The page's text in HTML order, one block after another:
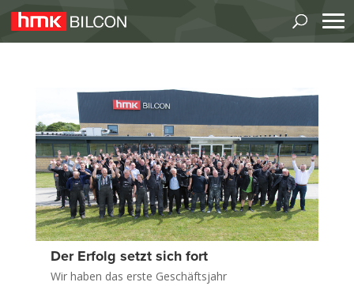
Der Erfolg setzt sich fort
Wir haben das erste Geschäftsjahr